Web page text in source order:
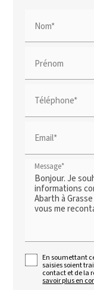
Nom*
Prénom
Téléphone*
Email*
Message*
En soumettant
saisies soient
contact et de la
savoir plus en